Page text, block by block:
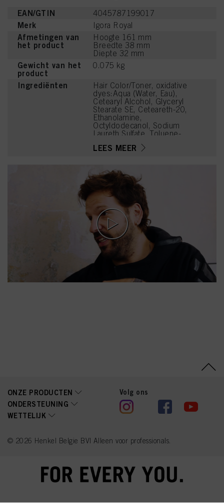
EAN/GTIN 4045787199017
Merk Igora Royal
Afmetingen van
het product
Hoogte 161 mm
Breedte 38 mm
Diepte 32 mm
Gewicht van het
product
0.075 kg
Ingrediënten
Hair Color/Toner, oxidative
dyes:Aqua (Water, Eau),
Cetearyl Alcohol, Glyceryl
Stearate SE, Ceteareth-20,
Ethanolamine,
Octyldodecanol, Sodium
Laureth Sulfate, Toluene-
Amino-2-Hydroxytoluene,
Parfum (Fragrance),
Sodium Sulfite,
Ammonium Hydroxide,
Carbomer, Tetrasodium
EDTA, Polyquaternium-39,
Potassium Hydroxide,
Ascorbic Acid,
Tetramethyl
Acetyloctahydronaphthale
nes, Sodium Sulfate,
Linoleamidopropyl PG-
Dimonium Chloride
Glycol, Linalyl Acetate,
LEES MEER
ONZE PRODUCTEN
ONDERSTEUNING
WETTELIJK
Volg ons
© 2026 Henkel Belgie BV| Alleen voor professionals.